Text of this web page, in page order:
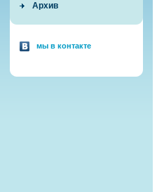
Архив
мы в контакте